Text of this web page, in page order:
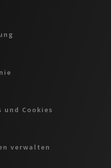
und Cookies
verwalten